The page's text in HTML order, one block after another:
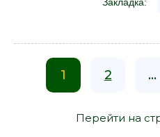
1 2 ...
Перейти на